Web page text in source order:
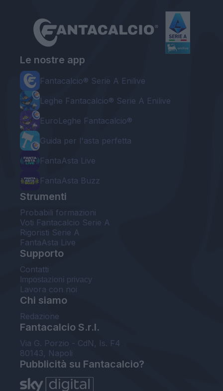
Le nostre app
Fantacalcio® Serie A Enilive
Leghe Fantacalcio® Serie A Enilive
EuroLeghe Fantacalcio®
Guida per l'asta perfetta
FantaAsta Live
FantaAsta Buzz
Strumenti
Probabili formazioni
Voti Fantacalcio Serie A
Rigoristi Serie A
FantaAsta Live
Supporto
Contatti
Impostazioni privacy
Lavora con noi
Chi siamo
Redazione
Fantacalcio S.r.l.
Via G. Porzio - CdN, Is. F4
80143, Napoli
Pubblicità su Fantacalcio?